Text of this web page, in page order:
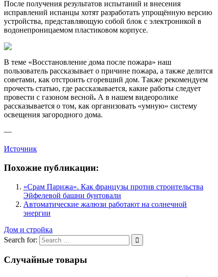
После получения результатов испытаний и внесения
исправлений испанцы хотят разработать упрощённую версию
устройства, представляющую собой блок с электроникой в
водонепроницаемом пластиковом корпусе.
В теме «Восстановление дома после пожара» наш
пользователь рассказывает о причине пожара, а также делится
советами, как отстроить сгоревший дом. Также рекомендуем
прочесть статью, где рассказывается, какие работы следует
провести с газоном весной. А в нашем видеоролике
рассказывается о том, как организовать «умную» систему
освещения загородного дома.
—
Источник
Похожие публикации:
«Срам Парижа». Как французы против строительства
Эйфелевой башни бунтовали
Автоматические жалюзи работают на солнечной
энергии
Дом и стройка
Search for:
Случайные товары